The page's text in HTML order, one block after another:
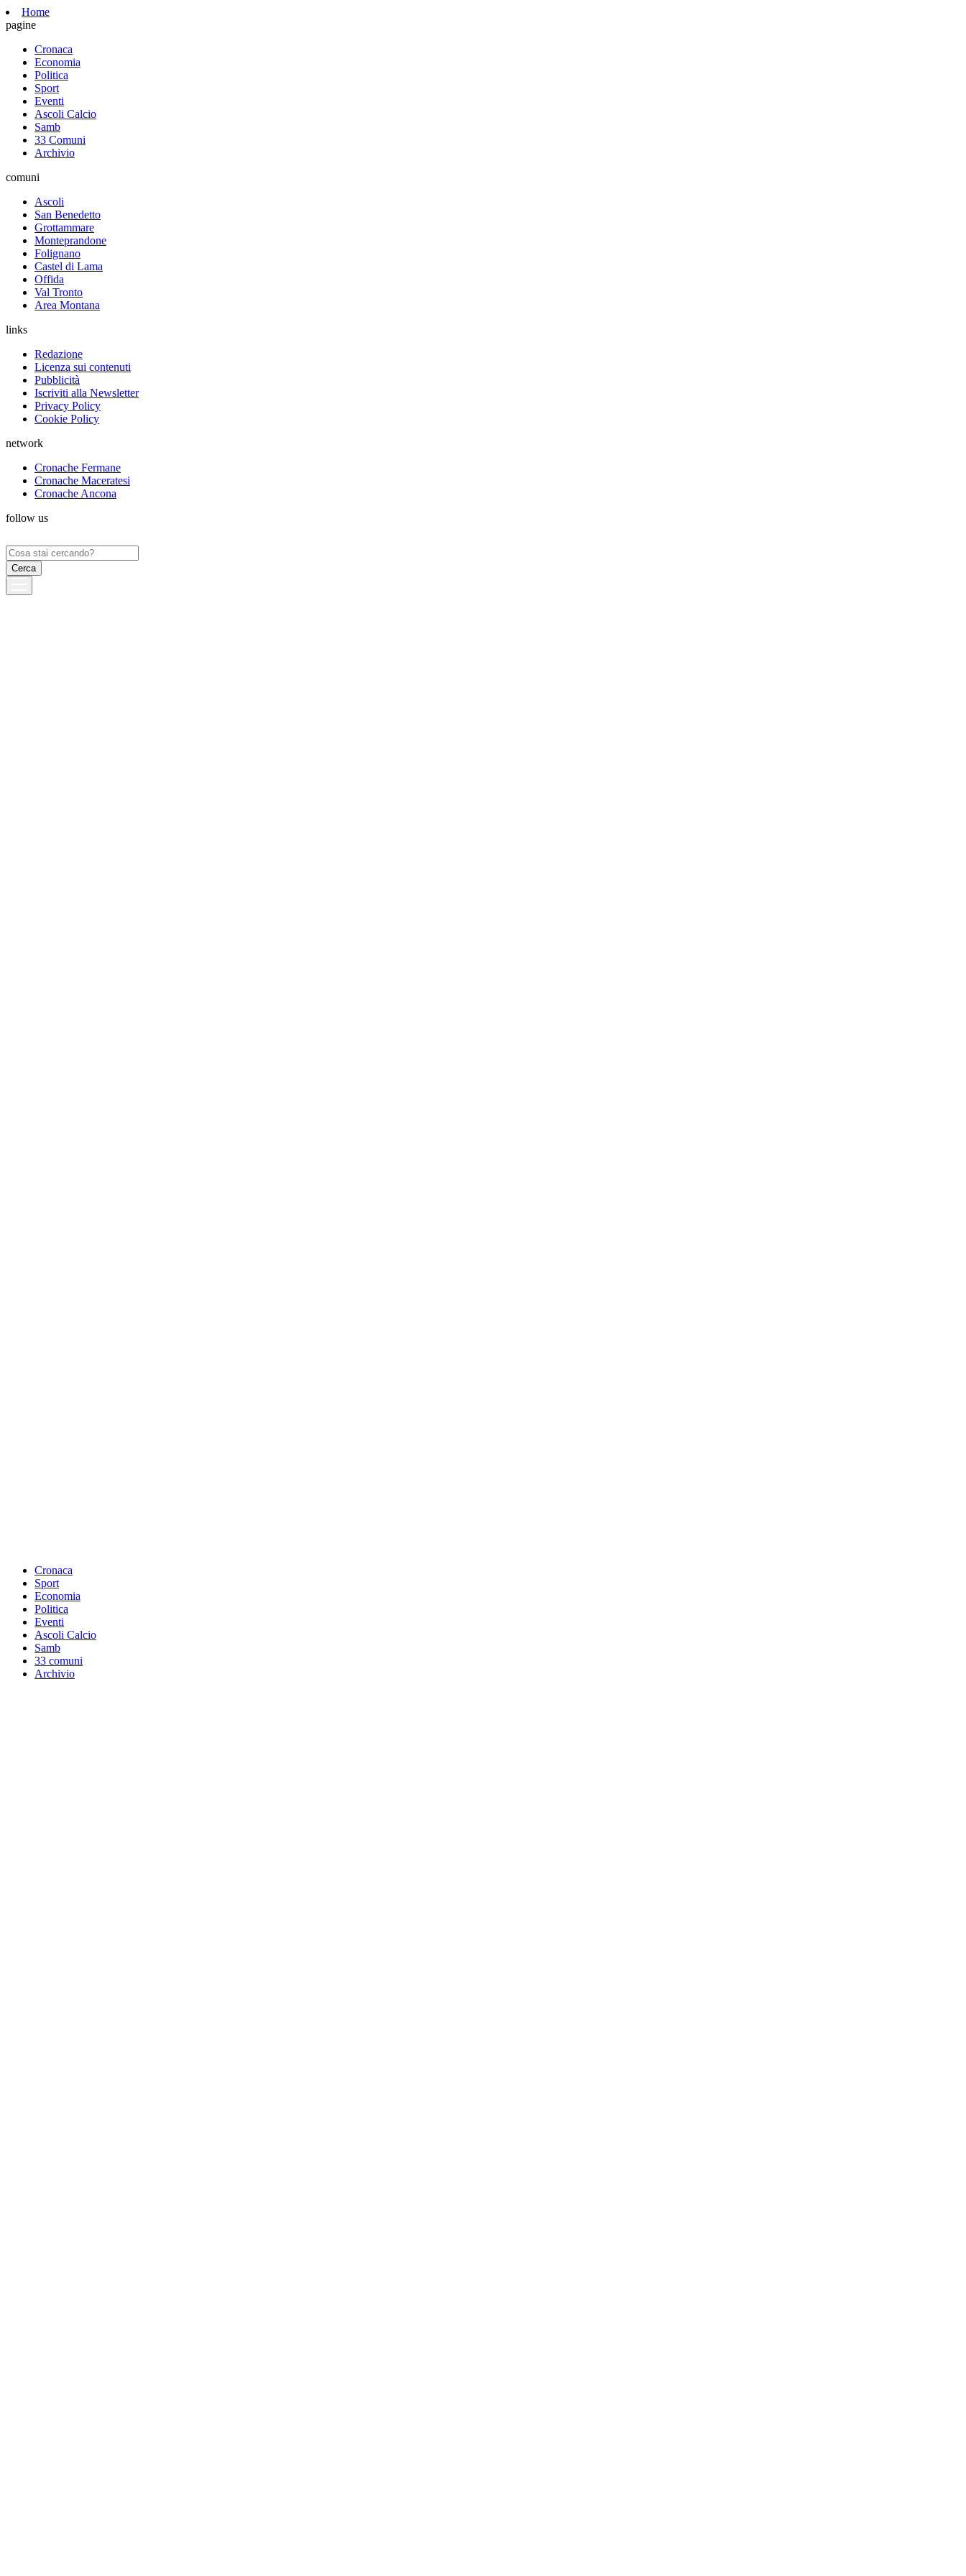
Home
pagine
Cronaca
Economia
Politica
Sport
Eventi
Ascoli Calcio
Samb
33 Comuni
Archivio
comuni
Ascoli
San Benedetto
Grottammare
Monteprandone
Folignano
Castel di Lama
Offida
Val Tronto
Area Montana
links
Redazione
Licenza sui contenuti
Pubblicità
Iscriviti alla Newsletter
Privacy Policy
Cookie Policy
network
Cronache Fermane
Cronache Maceratesi
Cronache Ancona
follow us
Ricerca
per:
Cronaca
Sport
Economia
Politica
Eventi
Ascoli Calcio
Samb
33 comuni
Archivio